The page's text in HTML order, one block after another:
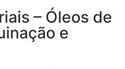
– Óleos de
e